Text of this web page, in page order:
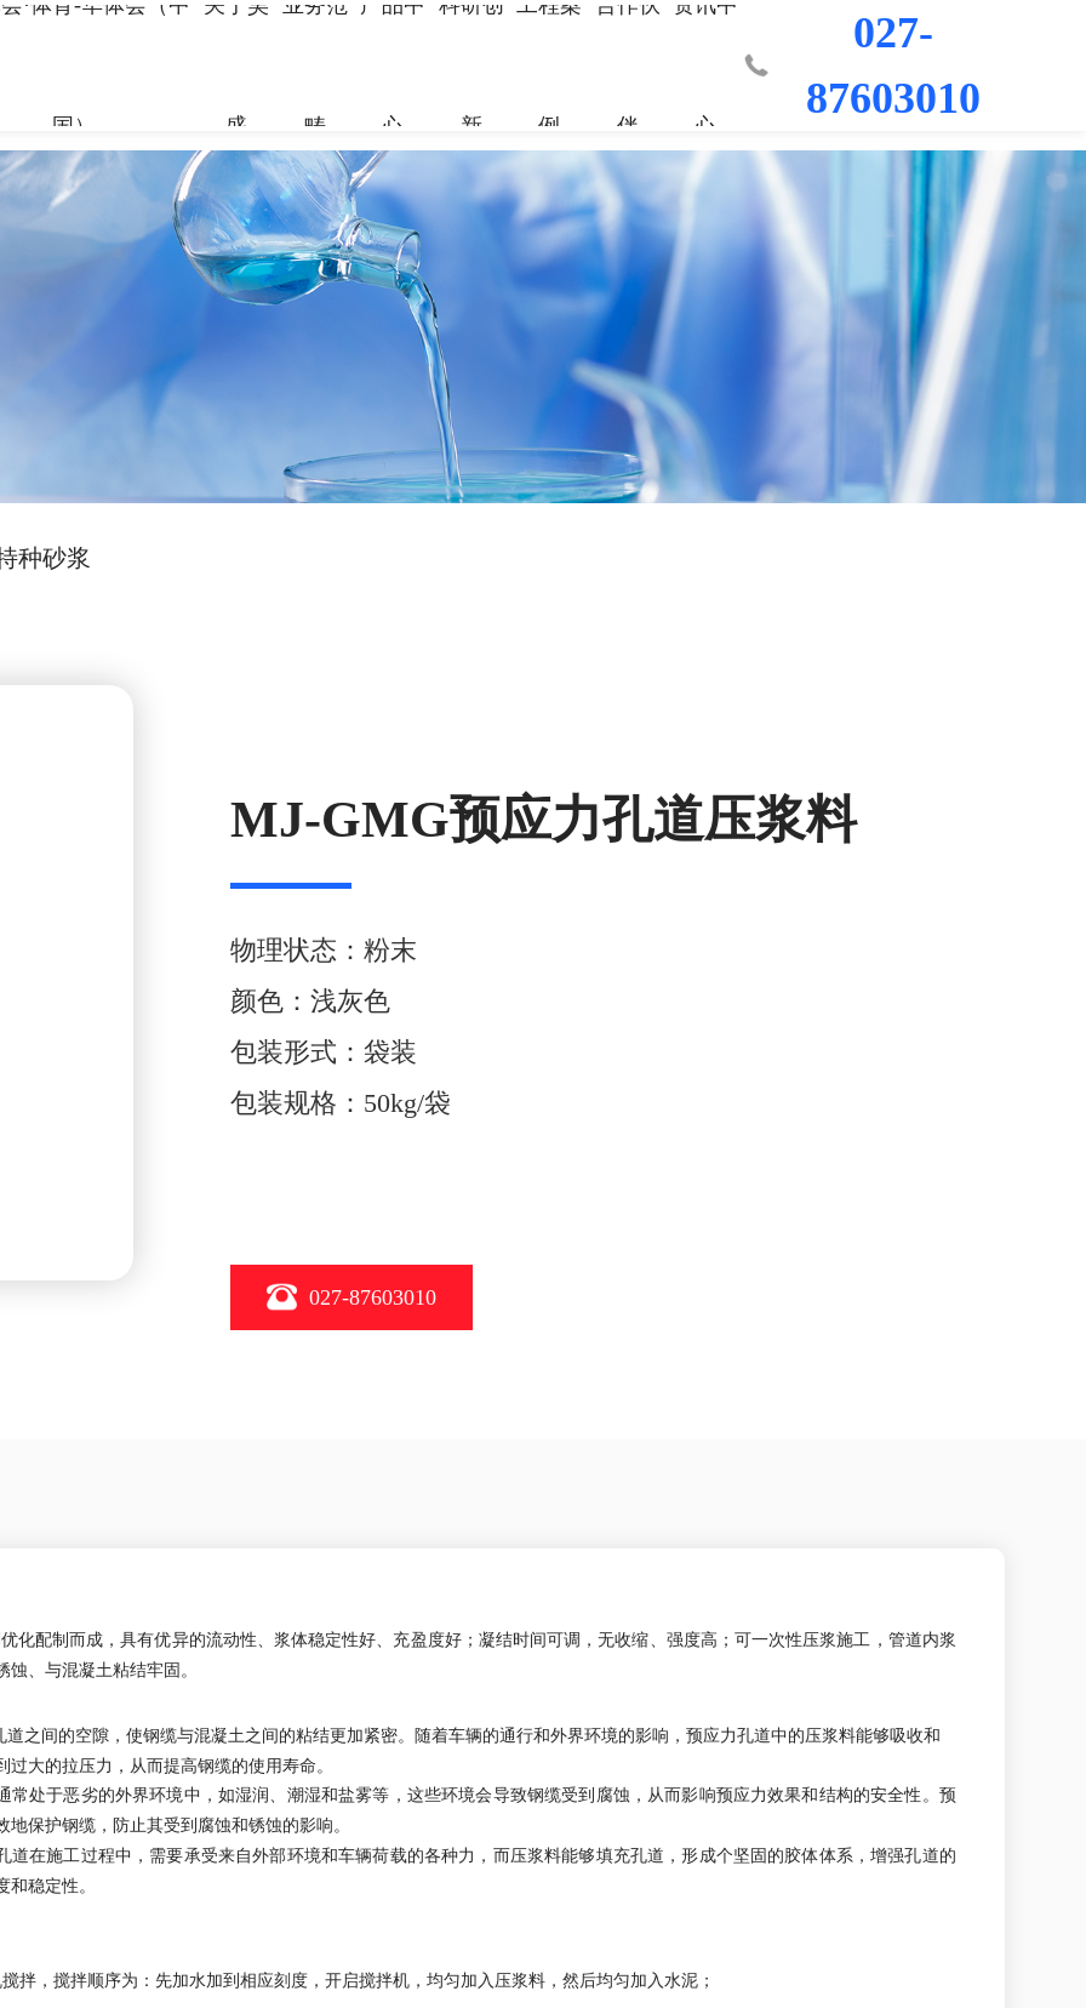
·体育-华体会（中
国）
关于昊
盛
关于昊盛
打造绿色建材，共筑美好生
企业简介 荣誉资质
组织架构
党建引领 员工风采
业务范
畴
业务范畴
打造绿色建材，共筑美好生
新材料事业部 城市更新事业部
产品中
心
产品中心
打造绿色建材，共筑美好生
裂缝控制材料 混凝土外加剂
特种砂浆
地坪材料 修缮材料
加固材料 防腐耐久材料
科研创
新
科研创新
打造绿色建材，共筑美好生
科研团队 科研平台
科研成果
工程案
例
工程案例 地标性工程 桥梁隧道工程
交通枢纽工程
工业防腐工程 机场码头工程
合作伙
伴
合作伙伴
打造绿色建材，共筑美好生
合作伙伴
资讯中
心
资讯中心
打造绿色建材，共筑美好生
企业新闻 行业新闻
人力资源
027-
87603010
种砂浆
MJ-GMG预应力孔道压浆料
物理状态：粉末
颜色：浅灰色
包装形式：袋装
包装规格：50kg/袋
027-87603010
化配制而成，具有优异的流动性、浆体稳定性好、充盈度好；凝结时间可调，无收缩、强度高；可一次性压浆施工，管道内浆
、与混凝土粘结牢固。
之间的空隙，使钢缆与混凝土之间的粘结更加紧密。随着车辆的通行和外界环境的影响，预应力孔道中的压浆料能够吸收和
大的拉压力，从而提高钢缆的使用寿命。
常处于恶劣的外界环境中，如湿润、潮湿和盐雾等，这些环境会导致钢缆受到腐蚀，从而影响预应力效果和结构的安全性。预
保护钢缆，防止其受到腐蚀和锈蚀的影响。
道在施工过程中，需要承受来自外部环境和车辆荷载的各种力，而压浆料能够填充孔道，形成个坚固的胶体体系，增强孔道的
稳定性。
拌，搅拌顺序为：先加水加到相应刻度，开启搅拌机，均匀加入压浆料，然后均匀加入水泥；